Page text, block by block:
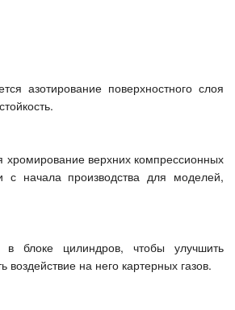
азотирование поверхностного слоя
хромирование верхних компрессионных
начала производства для моделей,
блоке цилиндров, чтобы улучшить
на него картерных газов.